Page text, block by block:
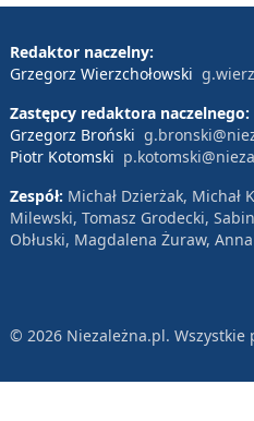
Redaktor naczelny:
Grzegorz Wierzchołowski
Zastępcy redaktora naczelnego:
Grzegorz Broński
Piotr Kotomski
Zespół: Michał Dzierżak, Michał
Milewski, Tomasz Grodecki,
Obłuski, Magdalena Żuraw,
© 2026 Niezależna.pl. Wszystkie